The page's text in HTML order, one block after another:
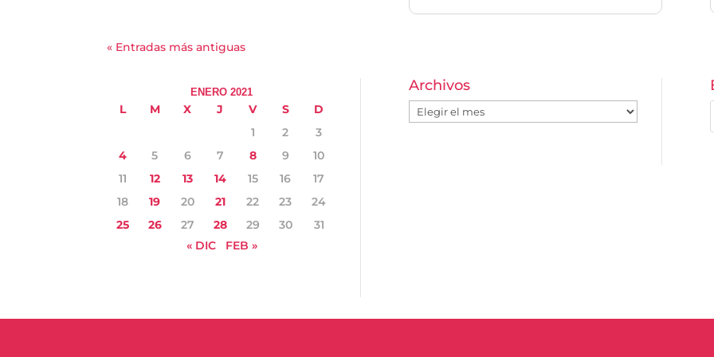
« Entradas más antiguas
ENERO 2021
L M X J V S
D
1
2
3
4
5 6 7 8 9
10
11
12 13 14 15 16
17
18
19 20 21 22 23
24
25
26 27 28 29 30
31
« DIC
FEB »
Archivos
Archivos